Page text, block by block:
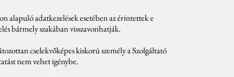
alapuló adatkezelések esetében az érintettek e
bármely szakában visszavonhatják.
cselekvőképes kiskorú személy a Szolgáltató
nem vehet igénybe.